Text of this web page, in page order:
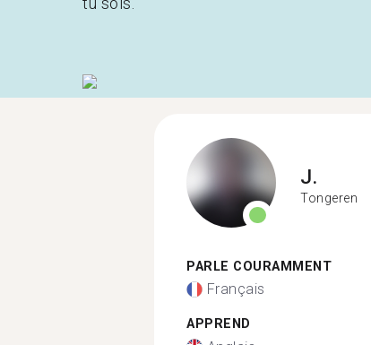
J.
Tongeren
PARLE COURAMMENT
Français
APPREND